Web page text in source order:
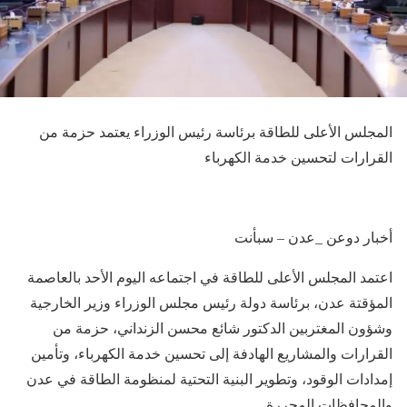
المجلس الأعلى للطاقة برئاسة رئيس الوزراء يعتمد حزمة من
القرارات لتحسين خدمة الكهرباء
أخبار دوعن _عدن – سبأنت
اعتمد المجلس الأعلى للطاقة في اجتماعه اليوم الأحد بالعاصمة
المؤقتة عدن، برئاسة دولة رئيس مجلس الوزراء وزير الخارجية
وشؤون المغتربين الدكتور شائع محسن الزنداني، حزمة من
القرارات والمشاريع الهادفة إلى تحسين خدمة الكهرباء، وتأمين
إمدادات الوقود، وتطوير البنية التحتية لمنظومة الطاقة في عدن